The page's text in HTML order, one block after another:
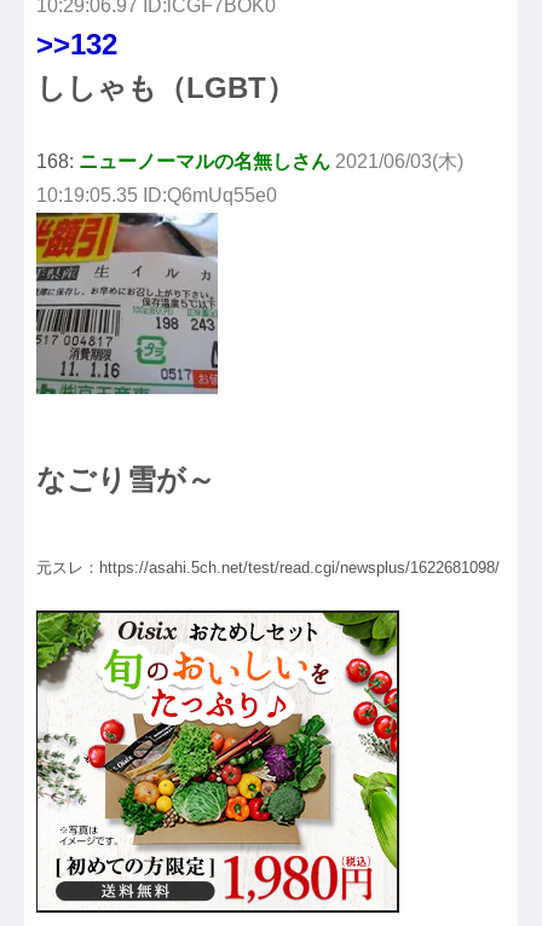
10:29:06.97 ID:lCGF7BOK0
>>132
ししゃも（LGBT）
168: ニューノーマルの名無しさん 2021/06/03(木)
10:19:05.35 ID:Q6mUq55e0
なごり雪が～
元スレ：https://asahi.5ch.net/test/read.cgi/newsplus/1622681098/